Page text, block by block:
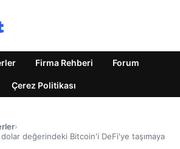
Firma Rehberi Forum
Çerez Politikası
›
değerindeki Bitcoin'i DeFi'ye taşımaya